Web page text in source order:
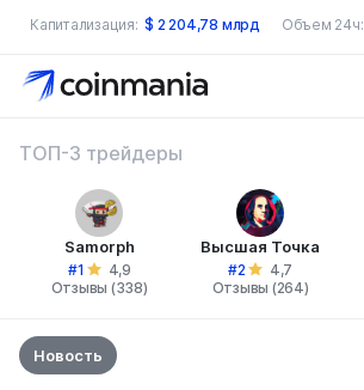
Капитализация: $ 2 204,78 млрд Объем 24ч:
ТОП-3 трейдеры
Samorph
#1
4,9
Отзывы (338)
Высшая Точка
#2
4,7
Отзывы (264)
Новость